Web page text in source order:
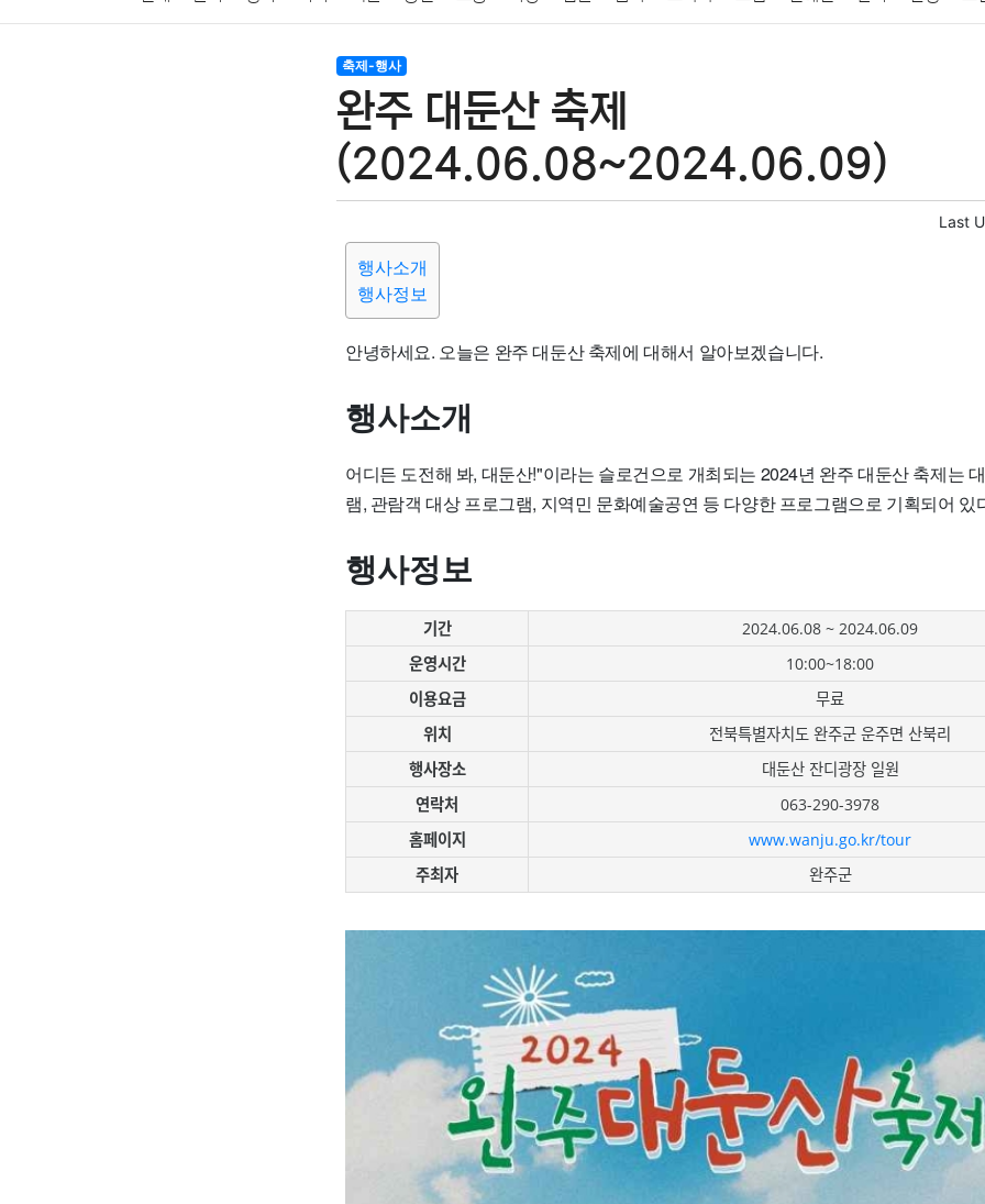
결혼 육아
기술 종교 사회 정치 건강
축제-행사
완주 대둔산 축제
(2024.06.08~2024.06.09)
Last
행사소개
행사정보
안녕하세요. 오늘은 완주 대둔산 축제에 대해서 알아보겠습니다.
행사소개
어디든 도전해 봐, 대둔산!"이라는 슬로건으로 개최되는 2024년 완주 대둔산 축제는
램, 관람객 대상 프로그램, 지역민 문화예술공연 등 다양한 프로그램으로 기획되어 있
행사정보
기간
2024.06.08 ~ 2024.06.09
운영시간
10:00~18:00
이용요금
무료
위치
전북특별자치도 완주군 운주면 산북리
행사장소
대둔산 잔디광장 일원
연락처
063-290-3978
홈페이지
www.wanju.go.kr/tour
주최자
완주군